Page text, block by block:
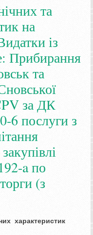
та
на
із
Прибирання
та
за ДК
6 послуги з
a по
(з
характеристик